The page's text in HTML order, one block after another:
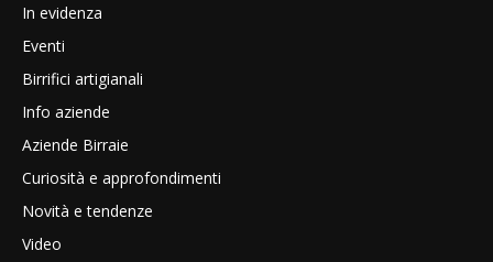
In evidenza
Eventi
Birrifici artigianali
Info aziende
Aziende Birraie
Curiosità e approfondimenti
Novità e tendenze
Video